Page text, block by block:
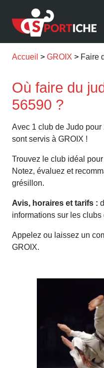
Accueil GROIX Faire
Où faire du
56590 ?
Avec 1 club de Judo
sont servis à GROIX !
Trouvez le club idéal pour
Notez, évaluez et
grésillon.
Avis, horaires et tarifs :
informations sur les clubs
Appelez ou laissez un
GROIX.